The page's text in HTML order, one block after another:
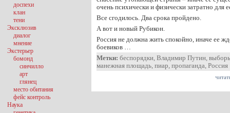
очень психически и физически затратно для
Все сгодилось. Два срока пройдено.
А вот и новый Рубикон.
Россия не должна жить спокойно, иначе ее
боевиков …
Метки: беспорядки, Владимир Путин,
манежная площадь, пиар, пропаганда, Россия
доспехи
клан
тени
Эксклюзив
диалог
мнение
Экстерьер
бомонд
синчилло
арт
глянец
место обитания
фейс контроль
Наука